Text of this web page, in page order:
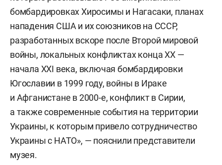
бомбардировках Хиросимы и Нагасаки, планах
нападения США и их союзников на СССР,
разработанных вскоре после Второй мировой
войны, локальных конфликтах конца XX —
начала XXI века, включая бомбардировки
Югославии в 1999 году, войны в Ираке
и Афганистане в 2000-е, конфликт в Сирии,
а также современные события на территории
Украины, к которым привело сотрудничество
Украины с НАТО», — пояснили представители
музея.